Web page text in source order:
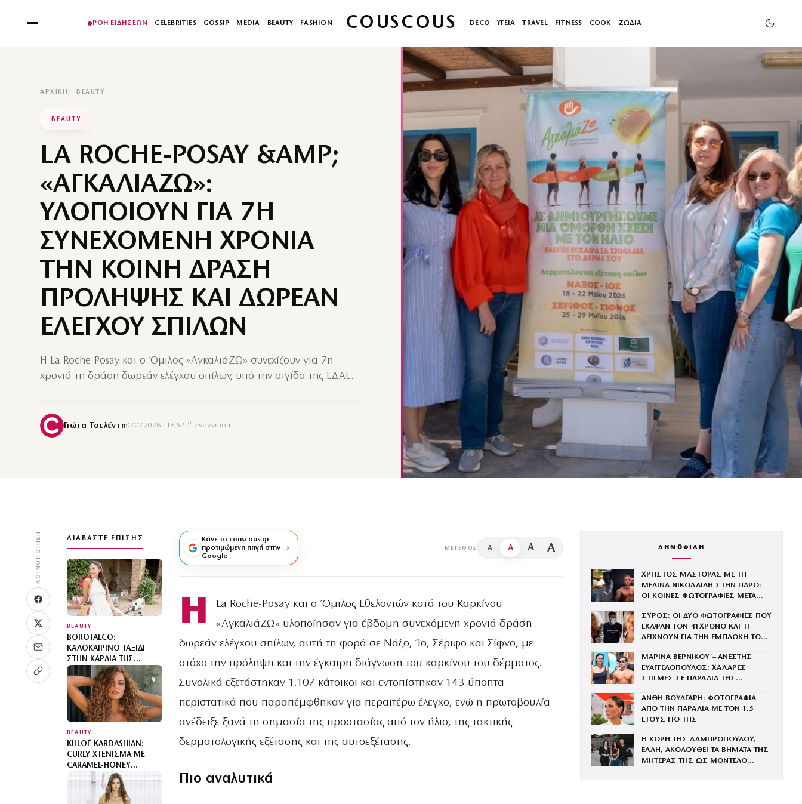
ΡΟΗ ΕΙΔΗΣΕΩΝ CELEBRITIES GOSSIP MEDIA BEAUTY FASHION COUSCOUS DECO ΥΓΕΙΑ TRAVEL FITNESS COOK ΖΩΔΙΑ
ΑΡΧΙΚΉ BEAUTY
BEAUTY
LA ROCHE-POSAY &AMP;
«ΑΓΚΑΛΙΑΖΩ»:
ΥΛΟΠΟΙΟΥΝ ΓΙΑ 7Η
ΣΥΝΕΧΟΜΕΝΗ ΧΡΟΝΙΑ
ΤΗΝ ΚΟΙΝΗ ΔΡΑΣΗ
ΠΡΟΛΗΨΗΣ ΚΑΙ ΔΩΡΕΑΝ
ΕΛΕΓΧΟΥ ΣΠΙΛΩΝ
Η La Roche-Posay και ο Όμιλος «ΑγκαλιάΖΩ» συνεχίζουν για 7η
χρονιά τη δράση δωρεάν ελέγχου σπίλων, υπό την αιγίδα της ΕΔΑΕ.
Γιώτα Τσελέντη07.07.2026 · 16:52·4′ ανάγνωση
ΚΟΙΝΟΠΟΊΗΣΗ ΔΙΑΒΆΣΤΕ ΕΠΊΣΗΣ
BEAUTY
BOROTALCO:
ΚΑΛΟΚΑΙΡΙΝΌ ΤΑΞΊΔΙ
ΣΤΗΝ ΚΑΡΔΙΆ ΤΗΣ
ΙΤΑΛΊΑΣ
BEAUTY
KHLOÉ KARDASHIAN:
CURLY ΧΤΈΝΙΣΜΑ ΜΕ
CARAMEL-HONEY
ΑΝΤΑΎΓΕΙΕΣ
Κάνε το couscous.gr
προτιμώμενη πηγή στην
Google
ΜΈΓΕΘΟΣ A A A A
Η
La Roche-Posay και ο Όμιλος Εθελοντών κατά του Καρκίνου
«ΑγκαλιάΖΩ» υλοποίησαν για έβδομη συνεχόμενη χρονιά δράση
δωρεάν ελέγχου σπίλων, αυτή τη φορά σε Νάξο, Ίο, Σέριφο και Σίφνο, με
στόχο την πρόληψη και την έγκαιρη διάγνωση του καρκίνου του δέρματος.
Συνολικά εξετάστηκαν 1.107 κάτοικοι και εντοπίστηκαν 143 ύποπτα
περιστατικά που παραπέμφθηκαν για περαιτέρω έλεγχο, ενώ η πρωτοβουλία
ανέδειξε ξανά τη σημασία της προστασίας από τον ήλιο, της τακτικής
δερματολογικής εξέτασης και της αυτοεξέτασης.
Πιο αναλυτικά
ΔΗΜΟΦΙΛΗ
ΧΡΗΣΤΟΣ ΜΑΣΤΟΡΑΣ ΜΕ ΤΗ
ΜΕΛΙΝΑ ΝΙΚΟΛΑΙΔΗ ΣΤΗΝ ΠΑΡΟ:
ΟΙ ΚΟΙΝΕΣ ΦΩΤΟΓΡΑΦΙΕΣ ΜΕΤΑ
ΓΑΡΥΦΑΛΙΑ
ΣΥΡΟΣ: ΟΙ ΔΥΟ ΦΩΤΟΓΡΑΦΙΕΣ ΠΟΥ
ΕΚΑΨΑΝ ΤΟΝ 41ΧΡΟΝΟ ΚΑΙ ΤΙ
ΔΕΙΧΝΟΥΝ ΓΙΑ ΤΗΝ ΕΜΠΛΟΚΗ ΤΟΥ
ΜΑΡΙΝΑ ΒΕΡΝΙΚΟΥ – ΑΝΕΣΤΗΣ
ΕΥΑΓΓΕΛΟΠΟΥΛΟΣ: ΧΑΛΑΡΕΣ
ΣΤΙΓΜΕΣ ΣΕ ΠΑΡΑΛΙΑ ΤΗΣ
ΑΝΘΗ ΒΟΥΛΓΑΡΗ: ΦΩΤΟΓΡΑΦΙΑ
ΑΠΟ ΤΗΝ ΠΑΡΑΛΙΑ ΜΕ ΤΟΝ 1,5
ΕΤΟΥΣ ΓΙΟ ΤΗΣ
Η ΚΟΡΗ ΤΗΣ ΛΑΜΠΡΟΠΟΥΛΟΥ,
ΕΛΛΗ, ΑΚΟΛΟΥΘΕΙ ΤΑ ΒΗΜΑΤΑ ΤΗΣ
ΜΗΤΕΡΑΣ ΤΗΣ ΩΣ ΜΟΝΤΕΛΟ